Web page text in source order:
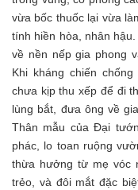
vừa bốc thuốc lại vừa
tính hiền hòa, nhân
về nền nếp gia phong
Khi kháng chiến
chưa kịp thu xếp để đi
lùng bắt, đưa ông về
Thân mẫu của Đại
phác, lo toan ruộng
thừa hưởng từ mẹ vóc
trẻo, và đôi mắt đặc